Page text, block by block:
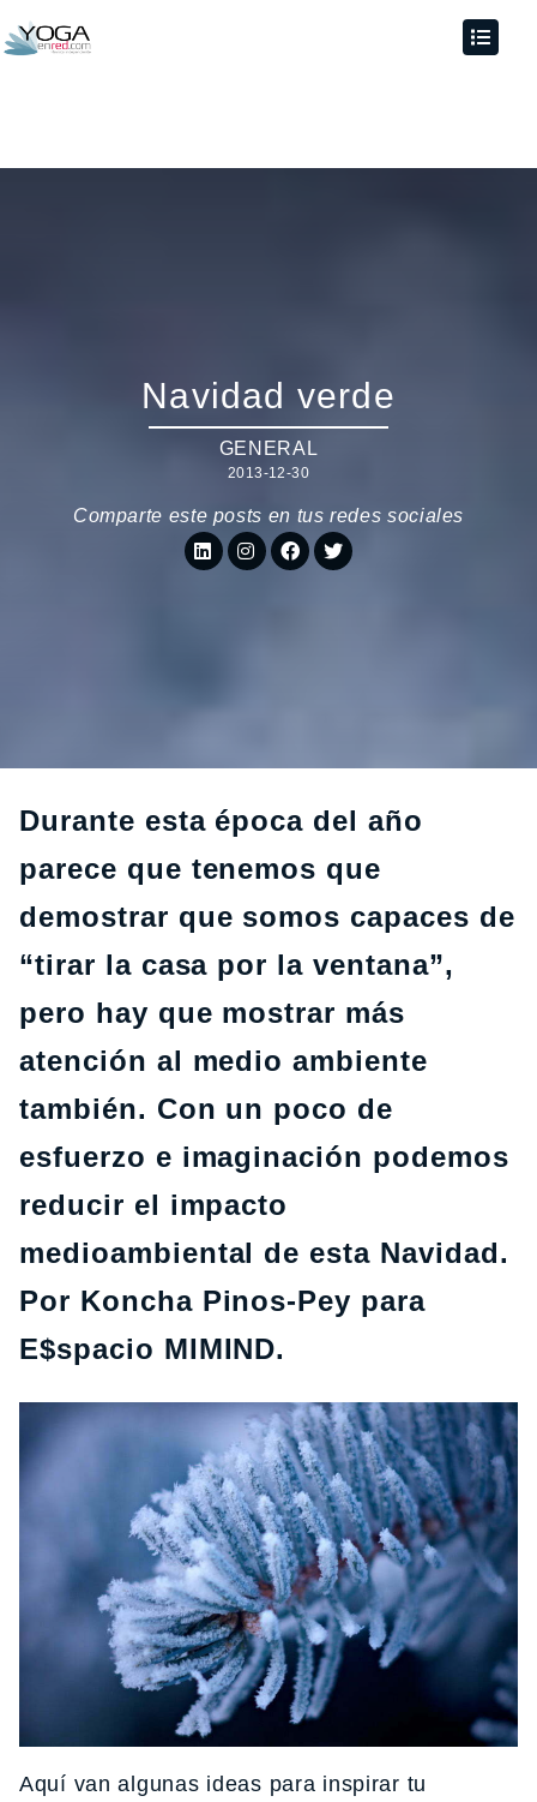
Navidad verde
GENERAL
2013-12-30
Comparte este posts en tus redes sociales
Durante esta época del año
parece que tenemos que
demostrar que somos capaces de
“tirar la casa por la ventana”,
pero hay que mostrar más
atención al medio ambiente
también. Con un poco de
esfuerzo e imaginación podemos
reducir el impacto
medioambiental de esta Navidad.
Por Koncha Pinos-Pey para
E$spacio MIMIND.
Aquí van algunas ideas para inspirar tu